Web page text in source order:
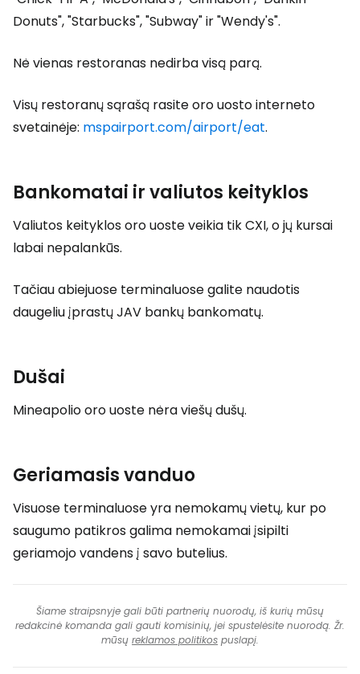
Donuts", "Starbucks", "Subway" ir "Wendy's".
Nė vienas restoranas nedirba visą parą.
Visų restoranų sąrašą rasite oro uosto interneto
svetainėje: mspairport.com/airport/eat.
Bankomatai ir valiutos keityklos
Valiutos keityklos oro uoste veikia tik CXI, o jų kursai
labai nepalankūs.
Tačiau abiejuose terminaluose galite naudotis
daugeliu įprastų JAV bankų bankomatų.
Dušai
Mineapolio oro uoste nėra viešų dušų.
Geriamasis vanduo
Visuose terminaluose yra nemokamų vietų, kur po
saugumo patikros galima nemokamai įsipilti
geriamojo vandens į savo butelius.
Šiame straipsnyje gali būti partnerių nuorodų, iš kurių mūsų
redakcinė komanda gali gauti komisinių, jei spustelėsite nuorodą. Žr.
mūsų reklamos politikos puslapį.